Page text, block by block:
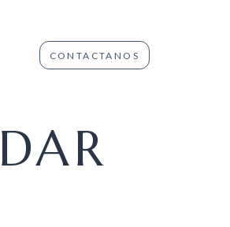
CONTACTANOS